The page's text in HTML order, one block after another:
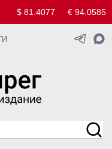
$ 81.4077 € 94.0585